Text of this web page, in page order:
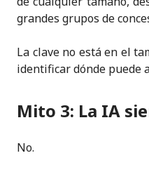
grandes grupos de
La clave no está en el
identificar dónde puede
Mito 3: La IA
No.